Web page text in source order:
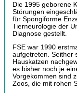
Die 1995 geborene
Störungen
für Spongiforme
Tierneurologie der
Diagnose gestellt.
FSE war 1990
aufgetreten. Seither
Hauskatzen
es bisher noch je
Vorgekommen sind
Zoos, die mit rohen